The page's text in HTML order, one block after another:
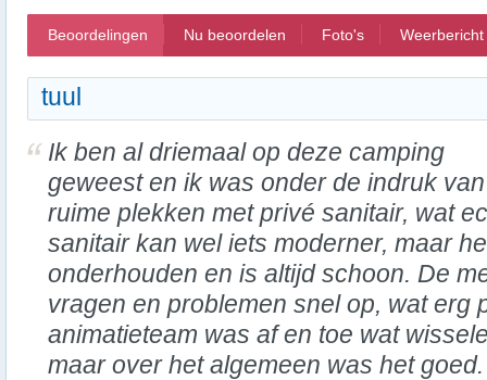
Beoordelingen Nu beoordelen Foto's Weerbericht
tuul
Ik ben al driemaal op deze camping
geweest en ik was onder de indruk
ruime plekken met privé sanitair, wat
sanitair kan wel iets moderner, maar
onderhouden en is altijd schoon. De
vragen en problemen snel op, wat erg
animatieteam was af en toe wat
maar over het algemeen was het